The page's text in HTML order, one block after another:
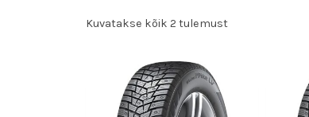
Kuvatakse kõik 2 tulemust